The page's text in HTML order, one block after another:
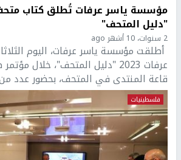
مؤسسة ياسر عرفات تُطلق كتاب
"دليل المتحف"
2 سنوات، 10 أشهر ago
أطلقت مؤسسة ياسر عرفات، اليوم
عرفات 2023 "دليل المتحف"،
قاعة المنتدى في المتحف، بحضور عدد
فلسطينيات